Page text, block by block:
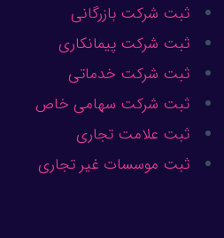
ثبت شرکت بازرگانی
ثبت شرکت پیمانکاری
ثبت شرکت خدماتی
ثبت شرکت سهامی خاص
ثبت علامت تجاری
ثبت موسسات غیر تجاری